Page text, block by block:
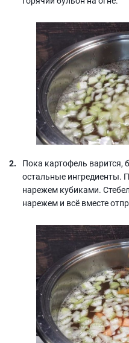
Пока картофель варится,
остальные ингредиенты.
нарежем кубиками.
нарежем и всё вместе